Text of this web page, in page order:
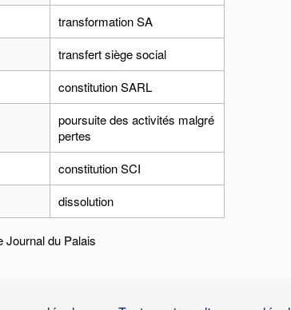
transformation SA
transfert siège social
constitution SARL
poursuite des activités malgré
pertes
constitution SCI
dissolution
Journal du Palais